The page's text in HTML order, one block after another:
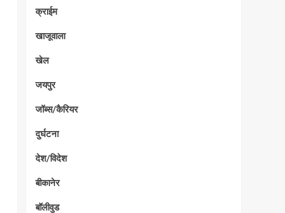
क्राईम
खाजूवाला
खेल
जयपुर
जॉब्स/कैरियर
दुर्घटना
देश/विदेश
बीकानेर
बॉलीवुड